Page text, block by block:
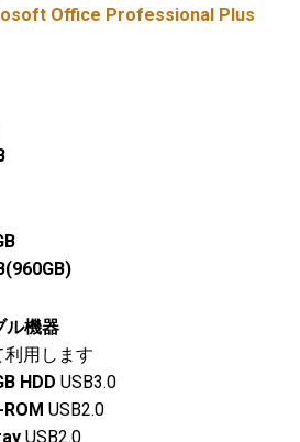
Office Professional Plus
ル機器
利用します
HDD USB3.0
USB2.0
USB2.0